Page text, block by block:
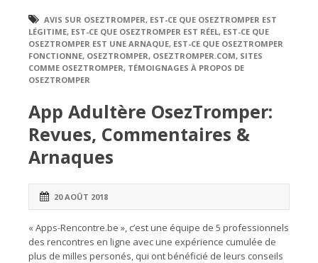
AVIS SUR OSEZTROMPER, EST-CE QUE OSEZTROMPER EST
LÉGITIME, EST-CE QUE OSEZTROMPER EST RÉEL, EST-CE QUE
OSEZTROMPER EST UNE ARNAQUE, EST-CE QUE OSEZTROMPER
FONCTIONNE, OSEZTROMPER, OSEZTROMPER.COM, SITES
COMME OSEZTROMPER, TÉMOIGNAGES À PROPOS DE
OSEZTROMPER
App Adultère OsezTromper:
Revues, Commentaires &
Arnaques
20 AOÛT 2018
« Apps-Rencontre.be », c’est une équipe de 5 professionnels
des rencontres en ligne avec une expérience cumulée de
plus de milles personés, qui ont bénéficié de leurs conseils